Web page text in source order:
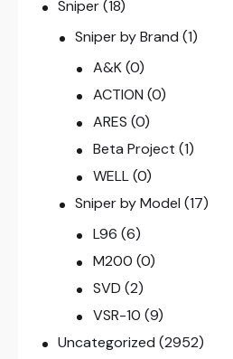
Sniper(18)
Sniper by Brand (1)
A&K (0)
ACTION (0)
ARES (0)
Beta Project (1)
WELL (0)
Sniper by Model (17)
L96 (6)
M200 (0)
SVD (2)
VSR-10 (9)
Uncategorized (2952)